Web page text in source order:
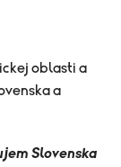
oblasti a
a
Slovenska